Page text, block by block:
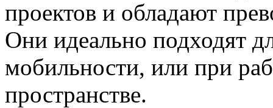
проектов и обладают
Они идеально подходят
мобильности, или при
пространстве.